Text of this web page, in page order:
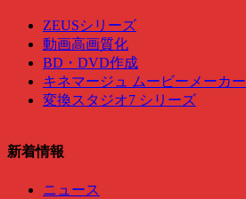
ZEUSシリーズ
動画高画質化
BD・DVD作成
キネマージュ ムービーメーカー
変換スタジオ7 シリーズ
新着情報
ニュース